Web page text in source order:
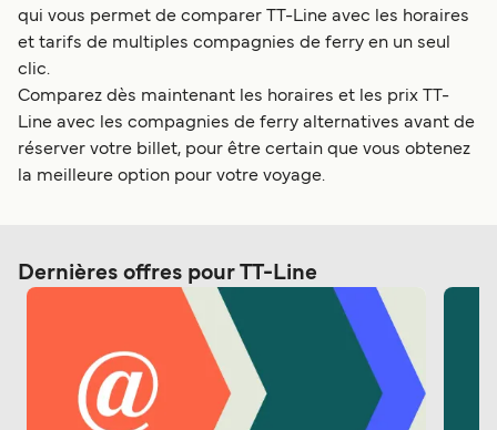
qui vous permet de comparer TT-Line avec les horaires
et tarifs de multiples compagnies de ferry en un seul
clic.
Comparez dès maintenant les horaires et les prix TT-
Line avec les compagnies de ferry alternatives avant de
réserver votre billet, pour être certain que vous obtenez
la meilleure option pour votre voyage.
Dernières offres pour TT-Line